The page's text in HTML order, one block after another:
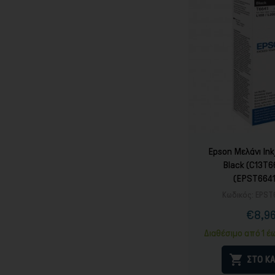
Epson Μελάνι
Black
Τιμή
€8,96
τιμή
Διαθέσιμο από 1
 ΣΤΟ